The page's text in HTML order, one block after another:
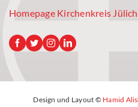
Homepage Kirchenkreis Jülich
Design und Layout © Hamid